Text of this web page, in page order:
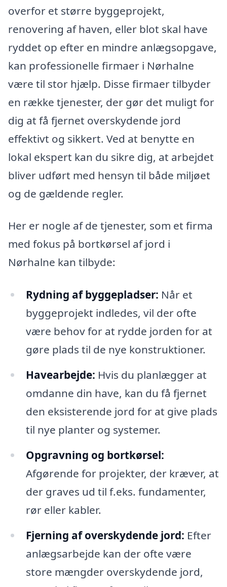
overfor et større byggeprojekt,
renovering af haven, eller blot skal have
ryddet op efter en mindre anlægsopgave,
kan professionelle firmaer i Nørhalne
være til stor hjælp. Disse firmaer tilbyder
en række tjenester, der gør det muligt for
dig at få fjernet overskydende jord
effektivt og sikkert. Ved at benytte en
lokal ekspert kan du sikre dig, at arbejdet
bliver udført med hensyn til både miljøet
og de gældende regler.
Her er nogle af de tjenester, som et firma
med fokus på bortkørsel af jord i
Nørhalne kan tilbyde:
Rydning af byggepladser: Når et
byggeprojekt indledes, vil der ofte
være behov for at rydde jorden for at
gøre plads til de nye konstruktioner.
Havearbejde: Hvis du planlægger at
omdanne din have, kan du få fjernet
den eksisterende jord for at give plads
til nye planter og systemer.
Opgravning og bortkørsel:
Afgørende for projekter, der kræver, at
der graves ud til f.eks. fundamenter,
rør eller kabler.
Fjerning af overskydende jord: Efter
anlægsarbejde kan der ofte være
store mængder overskydende jord,